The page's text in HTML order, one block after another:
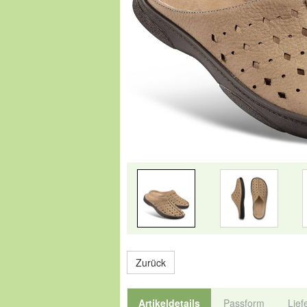
Zurück
Artikeldetails Passform